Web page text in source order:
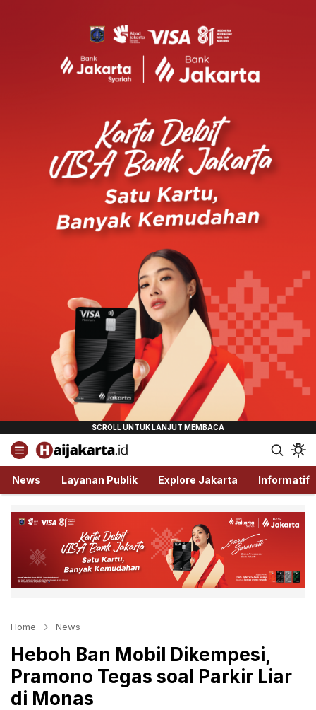
Haijakarta.id
Semua Tentang Jakarta Ada Disini!
News Layanan Publik Explore Jakarta Informatif
Home News
Heboh Ban Mobil Dikempesi,
Pramono Tegas soal Parkir Liar
di Monas